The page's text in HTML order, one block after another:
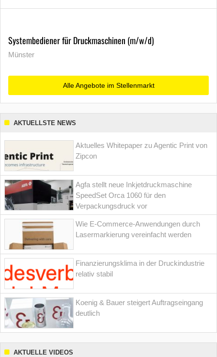
Systembediener für Druckmaschinen (m/w/d)
Münster
Alle Angebote im Stellenmarkt
AKTUELLSTE NEWS
Aktuelles Whitepaper zu Agentic Print von
Zipcon
Agfa stellt neue Inkjetdruckmaschine
SpeedSet Orca 1060 für den
Verpackungsdruck vor
Wie E-Commerce-Anwendungen durch
Lasermarkierung vereinfacht werden
Finanzierungsklima in der Druckindustrie
relativ stabil
Koenig & Bauer steigert Auftragseingang
deutlich
AKTUELLE VIDEOS